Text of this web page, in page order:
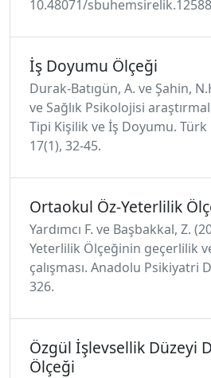
10.48071/
İş Doyumu Ölçeği
Durak-Batıgün, A. ve Şahin,
ve Sağlık Psikolojisi
Tipi Kişilik ve İş Doyumu.
17(1), 32-45.
Ortaokul Öz-Yeterlilik
Yardımcı F. ve Başbakkal, Z.
Yeterlilik Ölçeğinin geçerlilik
çalışması. Anadolu Psikiyatri
326.
Özgül İşlevsellik Düzeyi
Ölçeği